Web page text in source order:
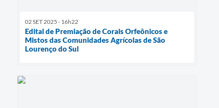
02 SET 2025 - 16h22
Edital de Premiação de Corais Orfeônicos e
Mistos das Comunidades Agrícolas de São
Lourenço do Sul